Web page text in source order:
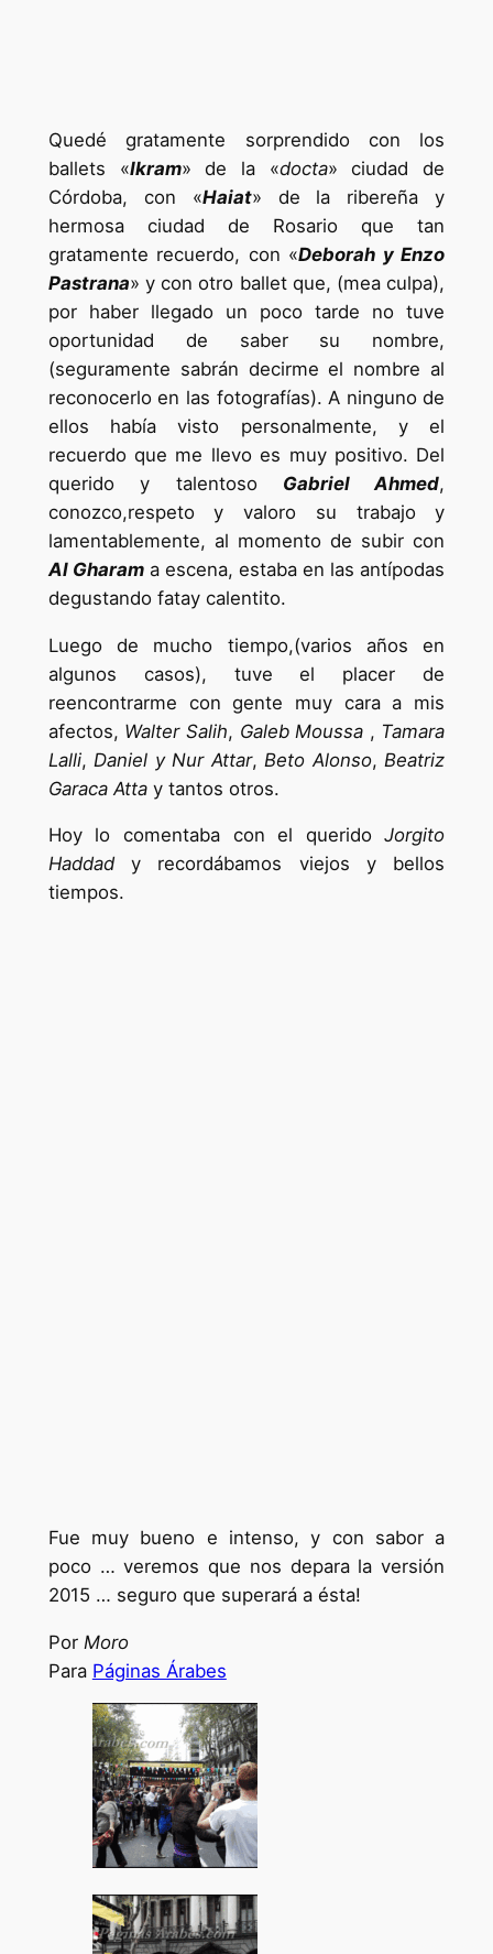
Quedé gratamente sorprendido con los
ballets «Ikram» de la «docta» ciudad de
Córdoba, con «Haiat» de la ribereña y
hermosa ciudad de Rosario que tan
gratamente recuerdo, con «Deborah y Enzo
Pastrana» y con otro ballet que, (mea culpa),
por haber llegado un poco tarde no tuve
oportunidad de saber su nombre,
(seguramente sabrán decirme el nombre al
reconocerlo en las fotografías). A ninguno de
ellos había visto personalmente, y el
recuerdo que me llevo es muy positivo. Del
querido y talentoso Gabriel Ahmed,
conozco,respeto y valoro su trabajo y
lamentablemente, al momento de subir con
Al Gharama escena, estaba en las antípodas
degustando fatay calentito.
Luego de mucho tiempo,(varios años en
algunos casos), tuve el placer de
reencontrarme con gente muy cara a mis
afectos, Walter Salih, Galeb Moussa , Tamara
Lalli, Daniel y Nur Attar, Beto Alonso, Beatriz
Garaca Attay tantos otros.
Hoy lo comentaba con el queridoJorgito
Haddady recordábamos viejos y bellos
tiempos.
Fue muy bueno e intenso, y con sabor a
poco … veremos que nos depara la versión
2015 … seguro que superará a ésta!
Por Moro
Para Páginas Árabes